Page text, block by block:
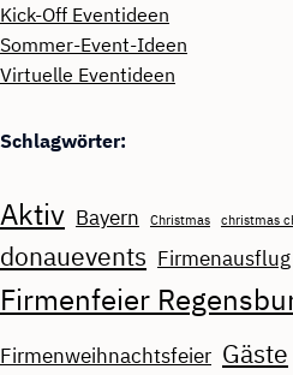
Kick-Off Eventideen
Sommer-Event-Ideen
Virtuelle Eventideen
Schlagwörter:
Aktiv Bayern Christmas christmas
donauevents Firmenausflug
Firmenfeier
Firmenweihnachtsfeier Gäste